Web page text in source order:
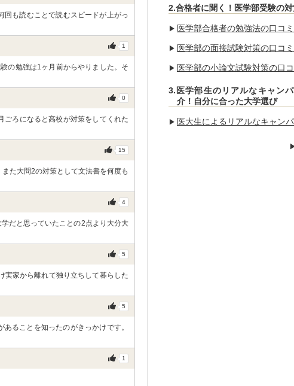
回も読むことで読むスピードが上がっ
1
の勉強は1ヶ月前からやりました。そ
0
ごろになると高校が対策をしてくれた
15
た大問2の対策として文法書を何度も
4
だと思っていたことの2点より大分大
5
実家から離れて独り立ちして暮らした
5
ることを知ったのがきっかけです。
1
2.合格者に聞く！医学部受験の
医学部合格者の勉強法の口コミ
医学部の面接試験対策の口コミ
医学部の小論文試験対策の口コ
3.医学部生のリアルなキャン
介！自分に合った大学選び
医大生によるリアルなキャン